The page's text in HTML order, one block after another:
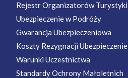
Rejestr Organizatorów Turystyki
Ubezpieczenie w Podróży
Gwarancja Ubezpieczeniowa
Koszty Rezygnacji Ubezpieczenie
Warunki Uczestnictwa
Standardy Ochrony Małoletnich